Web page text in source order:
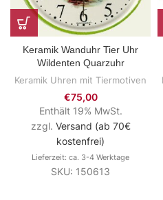
Keramik Wanduhr Tier Uhr
Wildenten Quarzuhr
Keramik Uhren mit Tiermotiven
€75,00
Enthält 19% MwSt.
zzgl. Versand (ab 70€
kostenfrei)
Lieferzeit: ca. 3-4 Werktage
SKU: 150613